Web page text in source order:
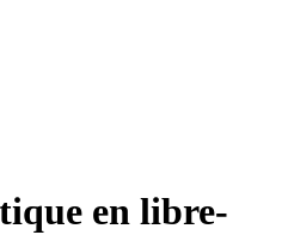
en libre-